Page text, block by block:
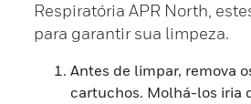
Respiratória APR North,
para garantir sua limpeza.
Antes de limpar, remova
cartuchos. Molhá-los iria